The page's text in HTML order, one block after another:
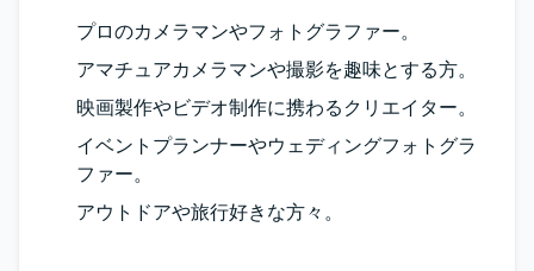
プロのカメラマンやフォトグラファー。
アマチュアカメラマンや撮影を趣味とする方。
映画製作やビデオ制作に携わるクリエイター。
イベントプランナーやウェディングフォトグラ
ファー。
アウトドアや旅行好きな方々。